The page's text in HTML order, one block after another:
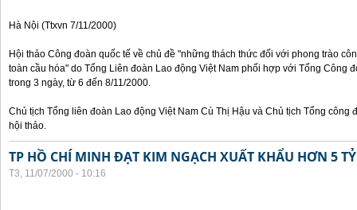
Hà Nội (Ttxvn 7/11/2000)
Hội thảo Công đoàn quốc tế về chủ đề "những thách thức đối với phong trào
toàn cầu hóa" do Tổng Liên đoàn Lao động Việt Nam phối hợp với Tổng Công
trong 3 ngày, từ 6 đến 8/11/2000.
Chủ tịch Tổng liên đoàn Lao động Việt Nam Cù Thị Hậu và Chủ tịch Tổng công
hội thảo.
TP HỒ CHÍ MINH ĐẠT KIM NGẠCH XUẤT KHẨU HƠN 5
T3, 11/07/2000 - 10:16